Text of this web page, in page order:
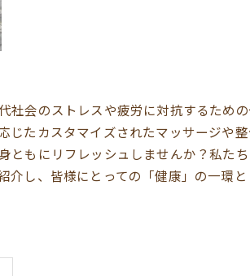
社会のストレスや疲労に対抗するため
じたカスタマイズされたマッサージや整
ともにリフレッシュしませんか？私た
介し、皆様にとっての「健康」の一環と